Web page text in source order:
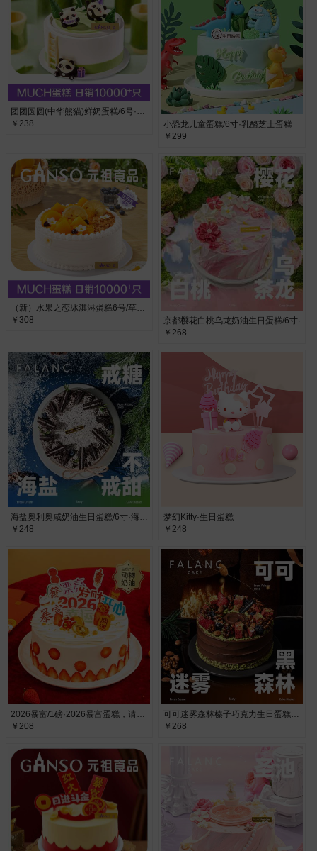
团团圆圆(中华熊猫)鲜奶蛋糕/6号·水果夹心
￥238
小恐龙儿童蛋糕/6寸·乳酪芝士蛋糕
￥299
（新）水果之恋冰淇淋蛋糕6号/草莓香草味·草莓香草味
￥308
京都樱花白桃乌龙奶油生日蛋糕/6寸·
￥268
海盐奥利奥咸奶油生日蛋糕/6寸·海盐奥利奥
￥248
梦幻Kitty·生日蛋糕
￥248
￥208
￥268